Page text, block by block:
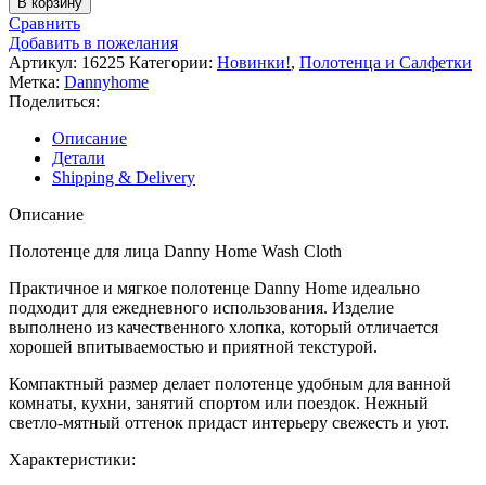
Сравнить
Добавить в пожелания
Артикул: 16225 Категории: Новинки!, Полотенца и Салфетки
Метка: Dannyhome
Поделиться:
Описание
Детали
Shipping & Delivery
Описание
Полотенце для лица Danny Home Wash Cloth
Практичное и мягкое полотенце Danny Home идеально
подходит для ежедневного использования. Изделие
выполнено из качественного хлопка, который отличается
хорошей впитываемостью и приятной текстурой.
Компактный размер делает полотенце удобным для ванной
комнаты, кухни, занятий спортом или поездок. Нежный
светло-мятный оттенок придаст интерьеру свежесть и уют.
Характеристики: